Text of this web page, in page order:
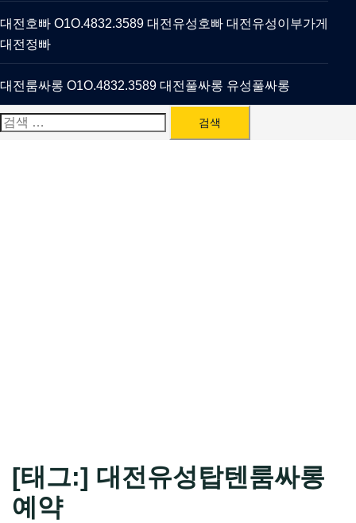
대전호빠 O1O.4832.3589 대전유성호빠 대전유성이부가게
대전정빠
대전룸싸롱 O1O.4832.3589 대전풀싸롱 유성풀싸롱
검
[태그:] 대전유성탑텐룸싸롱
예약